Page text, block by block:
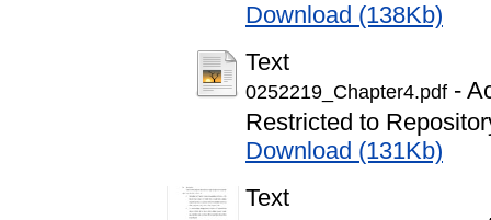
Download (138Kb)
Text
0252219_Chapter4.pdf -
Restricted to
Download (131Kb)
Text